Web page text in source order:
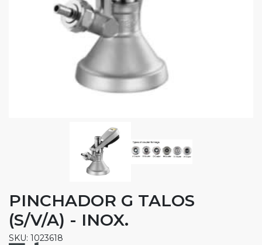
PINCHADOR G TALOS
(S/V/A) - INOX.
SKU: 1023618